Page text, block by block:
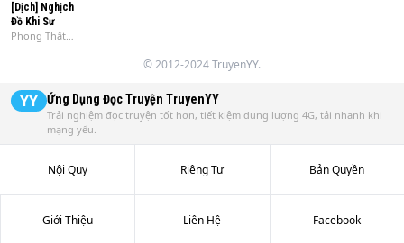
[Dịch] Nghịch
Đồ Khi Sư
Phong Thất
© 2012-2024 TruyenYY.
YY Ứng Dụng Đọc Truyện TruyenYY
Trải nghiệm đọc truyện tốt hơn, tiết kiệm dung lượng 4G, tải nhanh khi
mạng yếu.
Nội Quy Riêng Tư Bản Quyền
Giới Thiệu Liên Hệ Facebook